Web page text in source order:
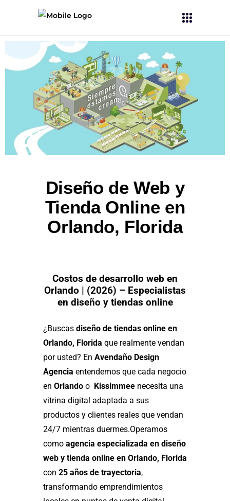
Diseño de Web y
Tienda Online en
Orlando, Florida
Costos de desarrollo web en
Orlando | (2026) – Especialistas
en diseño y tiendas online
¿Buscas diseño de tiendas online en
Orlando, Florida que realmente vendan
por usted? En Avendaño Design
Agencia entendemos que cada negocio
en Orlando o Kissimmee necesita una
vitrina digital adaptada a sus
productos y clientes reales que vendan
24/7 mientras duermes.Operamos
como agencia especializada en diseño
web y tienda online en Orlando, Florida
con 25 años de trayectoria,
transformando emprendimientos